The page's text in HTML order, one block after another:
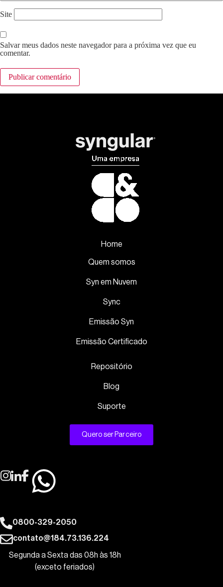
Site
Salvar meus dados neste navegador para a próxima vez que eu
comentar.
Home
Quem somos
Syn em Nuvem
Sync
Emissão Syn
Emissão Certificado
Repositório
Blog
Suporte
Quero ser Parceiro
0800-329-2050
contato@184.73.136.224
Segunda a Sexta das 08h às 18h
(exceto feriados)